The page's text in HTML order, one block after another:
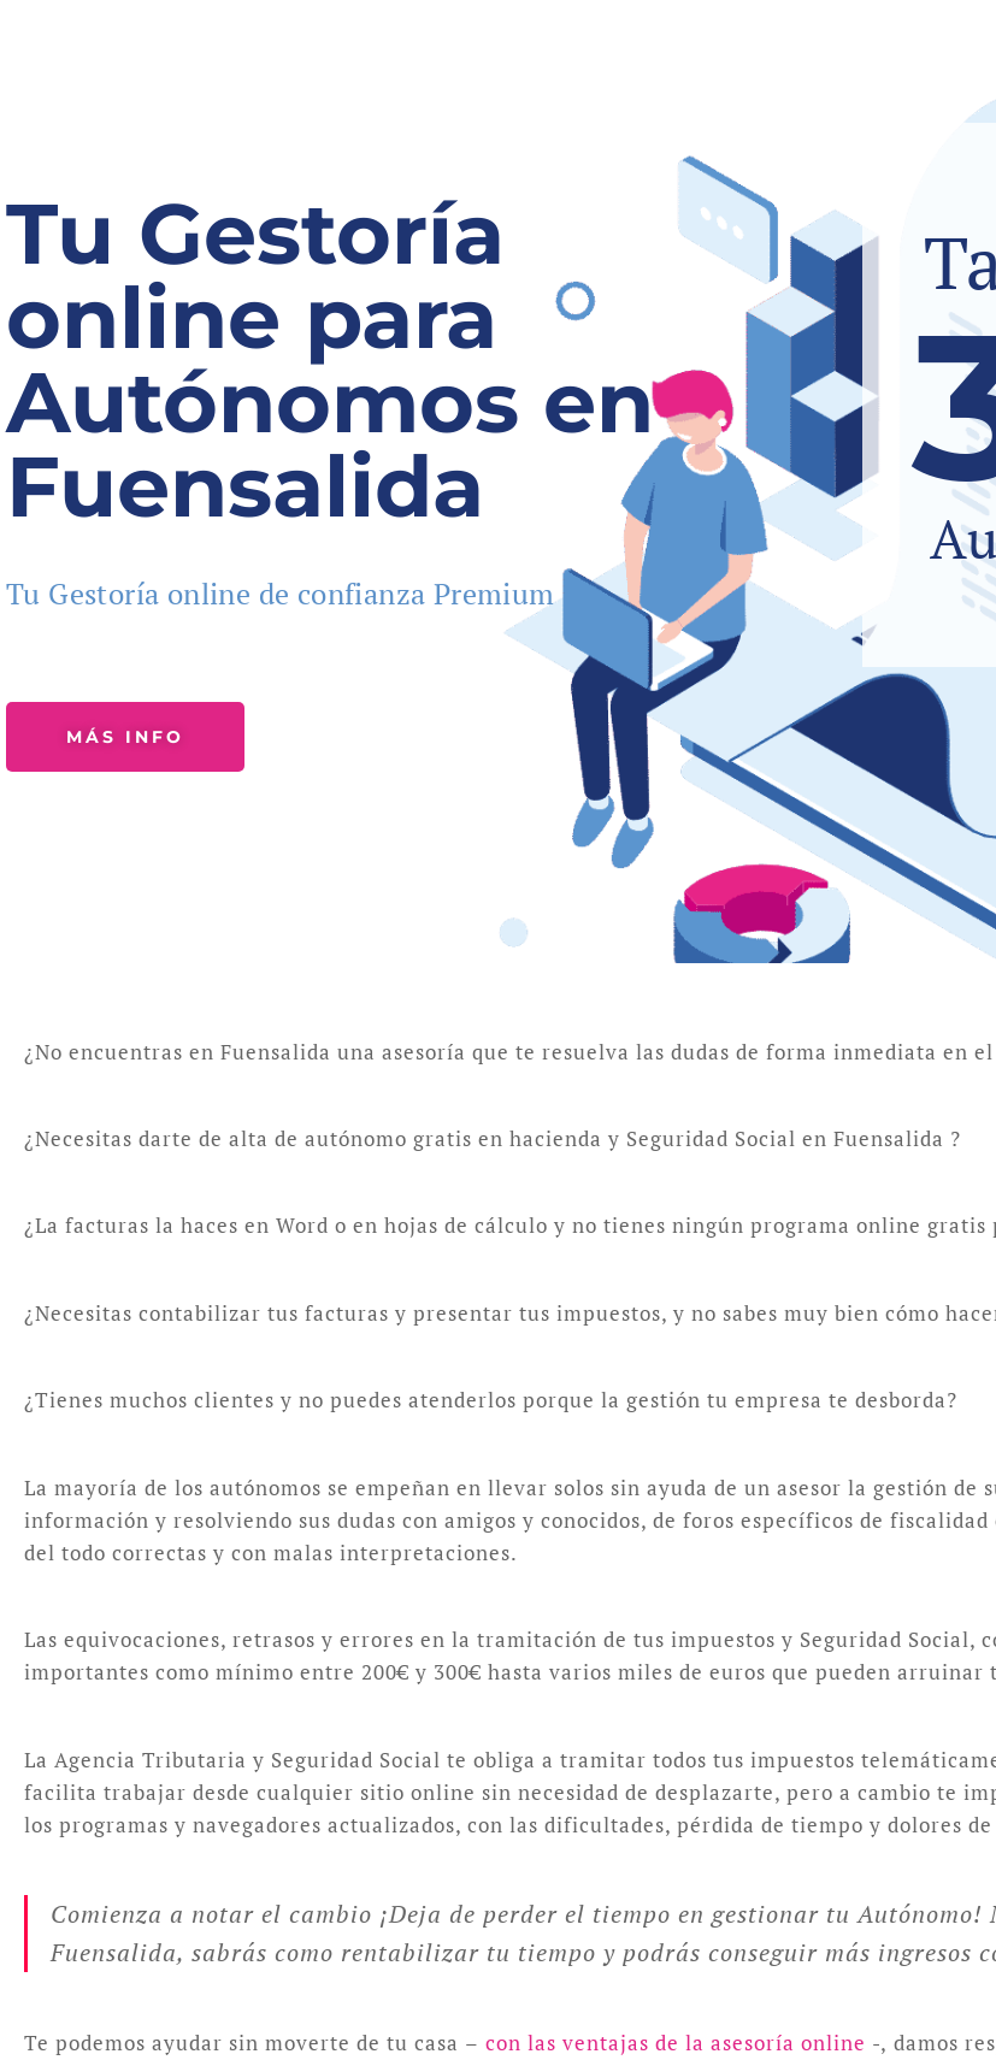
Tu Gestoría
online para
Autónomos en
Fuensalida
Tu Gestoría online de confianza Premium
MÁS INFO
¿No encuentras en Fuensalida una asesoría que te resuelva las dudas de forma inmediata en
¿Necesitas darte de alta de autónomo gratis en hacienda y Seguridad Social en Fuensalida ?
¿La facturas la haces en Word o en hojas de cálculo y no tienes ningún programa online
¿Necesitas contabilizar tus facturas y presentar tus impuestos, y no sabes muy bien cómo
¿Tienes muchos clientes y no puedes atenderlos porque la gestión tu empresa te desborda?
La mayoría de los autónomos se empeñan en llevar solos sin ayuda de un asesor la gestión de
información y resolviendo sus dudas con amigos y conocidos, de foros específicos de
del todo correctas y con malas interpretaciones.
Las equivocaciones, retrasos y errores en la tramitación de tus impuestos y Seguridad Social,
importantes como mínimo entre 200€ y 300€ hasta varios miles de euros que pueden arruinar
La Agencia Tributaria y Seguridad Social te obliga a tramitar todos tus impuestos
facilita trabajar desde cualquier sitio online sin necesidad de desplazarte, pero a cambio te
los programas y navegadores actualizados, con las dificultades, pérdida de tiempo y dolores
Comienza a notar el cambio ¡Deja de perder el tiempo en gestionar tu Autónomo!
Fuensalida, sabrás como rentabilizar tu tiempo y podrás conseguir más ingresos
Te podemos ayudar sin moverte de tu casa – con las ventajas de la asesoría online -, damos